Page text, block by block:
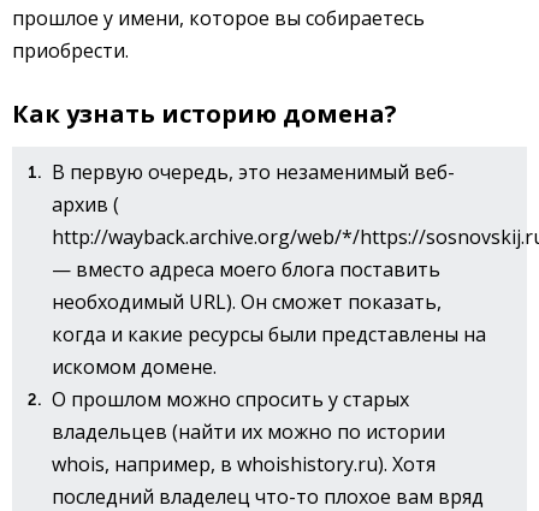
прошлое у имени, которое вы собираетесь
приобрести.
Как узнать историю домена?
В первую очередь, это незаменимый веб-
архив (
http://wayback.archive.org/web/*/https://
— вместо адреса моего блога поставить
необходимый URL). Он сможет показать,
когда и какие ресурсы были представлены на
искомом домене.
О прошлом можно спросить у старых
владельцев (найти их можно по истории
whois, например, в whoishistory.ru). Хотя
последний владелец что-то плохое вам вряд